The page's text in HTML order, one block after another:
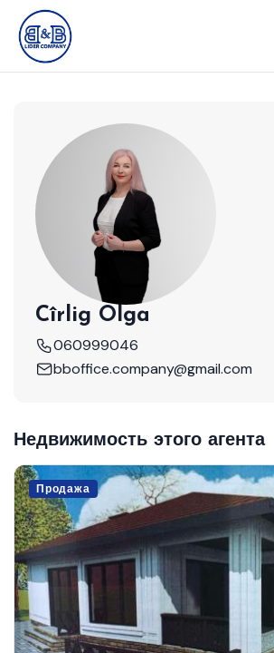
Cîrlig Olga
060999046
bboffice.company@gmail.com
Недвижимость этого агента
Продажа